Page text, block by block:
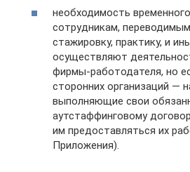
необходимость
сотрудникам,
стажировку, практику, и
осуществляют
фирмы-работодателя, но
сторонних организаций —
выполняющие свои
аутстаффинговому
им предоставляться их
Приложения).